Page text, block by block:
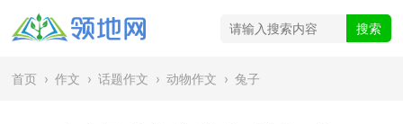
首页 › 作文 › 话题作文 › 动物作文 › 兔子